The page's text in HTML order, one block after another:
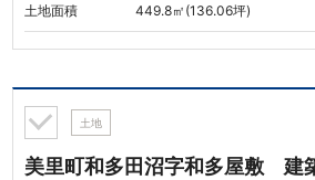
土地面積 449.8㎡(136.06坪)
土地
美里町和多田沼字和多屋敷 建